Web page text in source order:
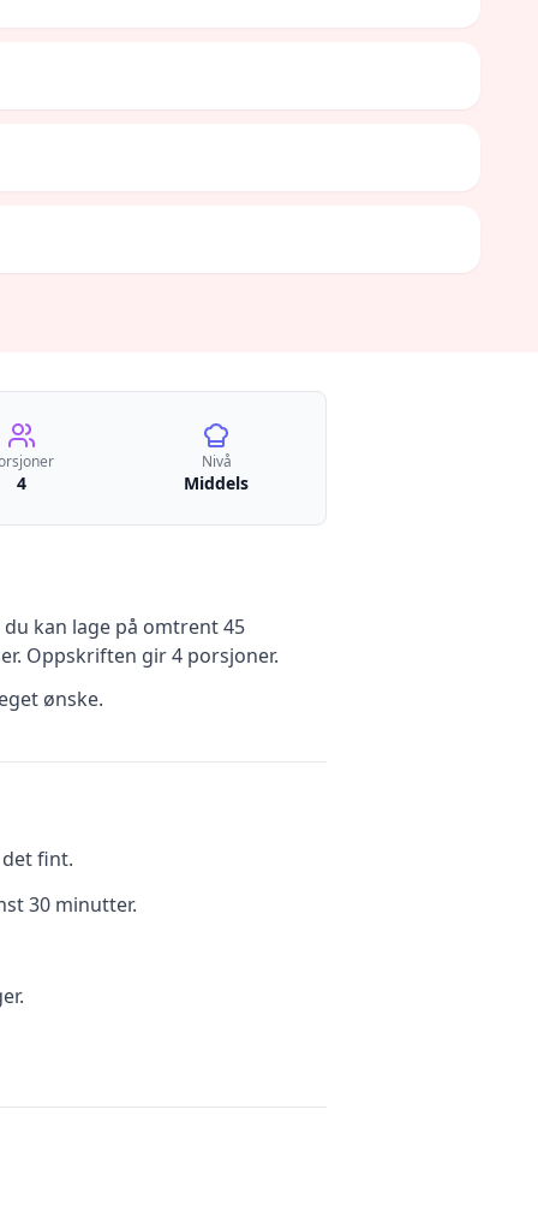
4
Nivå
Middels
kan lage på omtrent 45
. Oppskriften gir4 porsjoner.
ønske.
fint.
30 minutter.